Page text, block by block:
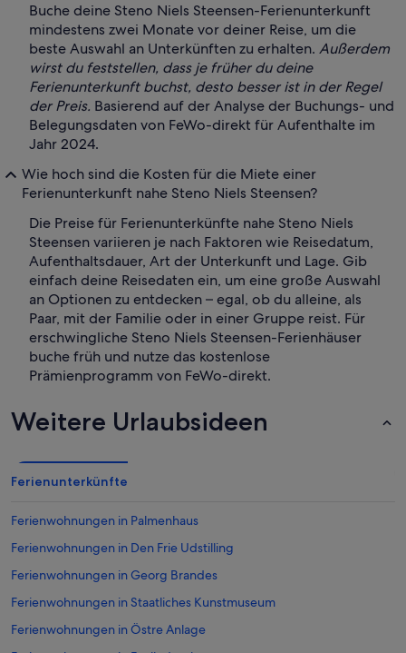
Buche deine Steno Niels Steensen-Ferienunterkunft
mindestens zwei Monate vor deiner Reise, um die
beste Auswahl an Unterkünften zu erhalten. Außerdem
wirst du feststellen, dass je früher du deine
Ferienunterkunft buchst, desto besser ist in der Regel
der Preis. Basierend auf der Analyse der Buchungs- und
Belegungsdaten von FeWo-direkt für Aufenthalte im
Jahr 2024.
Wie hoch sind die Kosten für die Miete einer
Ferienunterkunft nahe Steno Niels Steensen?
Die Preise für Ferienunterkünfte nahe Steno Niels
Steensen variieren je nach Faktoren wie Reisedatum,
Aufenthaltsdauer, Art der Unterkunft und Lage. Gib
einfach deine Reisedaten ein, um eine große Auswahl
an Optionen zu entdecken – egal, ob du alleine, als
Paar, mit der Familie oder in einer Gruppe reist. Für
erschwingliche Steno Niels Steensen-Ferienhäuser
buche früh und nutze das kostenlose
Prämienprogramm von FeWo-direkt.
Weitere Urlaubsideen
Ferienunterkünfte
Ferienwohnungen in Palmenhaus
Ferienwohnungen in Den Frie Udstilling
Ferienwohnungen in Georg Brandes
Ferienwohnungen in Staatliches Kunstmuseum
Ferienwohnungen in Östre Anlage